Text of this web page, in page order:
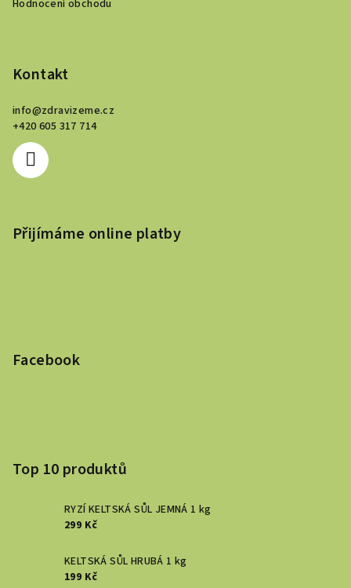
Hodnocení obchodu
Kontakt
info@zdravizeme.cz
+420 605 317 714
Přijímáme online platby
Facebook
Top 10 produktů
RYZÍ KELTSKÁ SŮL JEMNÁ 1 kg
299 Kč
KELTSKÁ SŮL HRUBÁ 1 kg
199 Kč